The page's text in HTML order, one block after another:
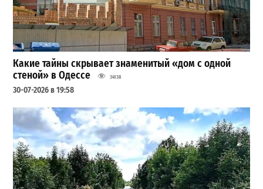
Какие тайны скрывает знаменитый «дом с одной
стеной» в Одессе
34138
30-07-2026 в 19:58